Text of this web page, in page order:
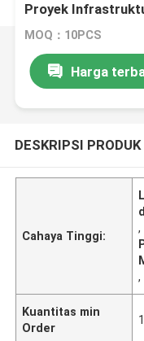
Proyek
MOQ：10PCS
Harga
DESKRIPSI PRODUK
Cahaya Tinggi:
,
,
Kuantitas min
Order